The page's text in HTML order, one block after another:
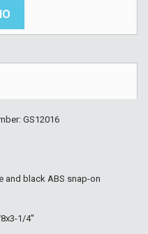
GS12016
and black ABS snap-on
1/4''